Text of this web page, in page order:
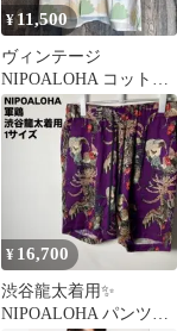
¥11,500
ヴィンテージ
NIPOALOHA コットン
リネン アロハシャツ
¥ 16,700
渋谷龍太着用✨
NIPOALOHA パンツ